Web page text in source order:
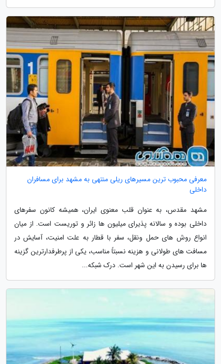
معرفی محبوب ترین مسیرهای ریلی منتهی به مشهد برای مسافران
داخلی
مشهد مقدس، به عنوان قلب معنوی ایران، همیشه کانون سفرهای
داخلی بوده و سالانه پذیرای میلیون ها زائر و توریست است. از میان
انواع روش های حمل ونقل، سفر با قطار به علت امنیت، آسایش در
مسافت های طولانی و هزینه نسبتاً مناسب، یکی از پرطرفدارترین گزینه
ها برای رسیدن به این شهر است. درک شبکه...